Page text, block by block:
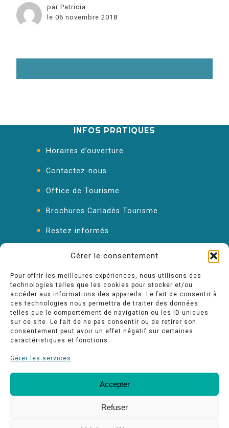
Gérer le consentement
Pour offrir les meilleures expériences, nous utilisons des
technologies telles que les cookies pour stocker et/ou
accéder aux informations des appareils. Le fait de consentir à
ces technologies nous permettra de traiter des données
telles que le comportement de navigation ou les ID uniques
sur ce site. Le fait de ne pas consentir ou de retirer son
consentement peut avoir un effet négatif sur certaines
caractéristiques et fonctions.
Gérer les services
Accepter
Refuser
par Patricia
le 06 novembre 2018
INFOS PRATIQUES
Horaires d’ouverture
Contactez-nous
Office de Tourisme
Brochures Carladès Tourisme
Restez informés
FAQ : les réponses à vos questions
Nos engagements Qualité